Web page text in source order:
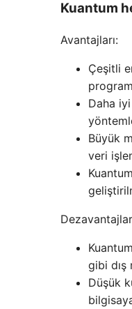
Kuantum
Avantajları:
Çeşitli
Daha
Büyük
veri
gibi dış
Düşük